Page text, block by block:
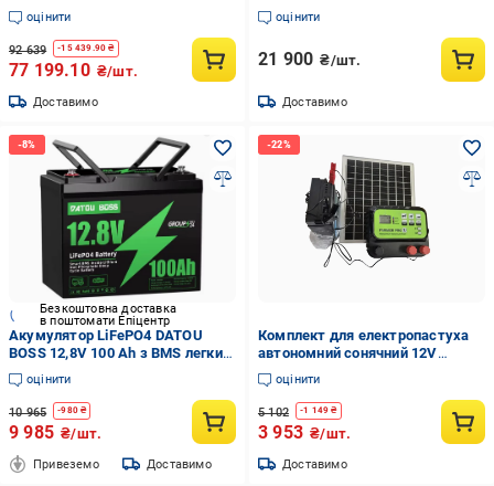
LiFePO4 5,12 кВт/год IP20 6000
циклів (1372724-1C)
оцінити
92 639 -15 439.90 ₴
77 199.10 ₴/шт.
Доставимо
V/100 Ah/1280 Wh LiFePO4
оцінити
21 900 ₴/шт.
Доставимо
Безкоштовна доставка
в поштомати Епіцентр
Акумулятор LiFePO4 DATOU
BOSS 12,8V 100 Ah з BMS легкий
5000-15000 циклів
оцінити
10 965 -980 ₴
9 985 ₴/шт.
Привеземо Доставимо
Комплект для електропастуха
автономний сонячний 12V
MF1420 панель 20W АКБ 12 Ah 3
LED лампи 3xUSB (36621725)
оцінити
5 102 -1 149 ₴
3 953 ₴/шт.
Доставимо